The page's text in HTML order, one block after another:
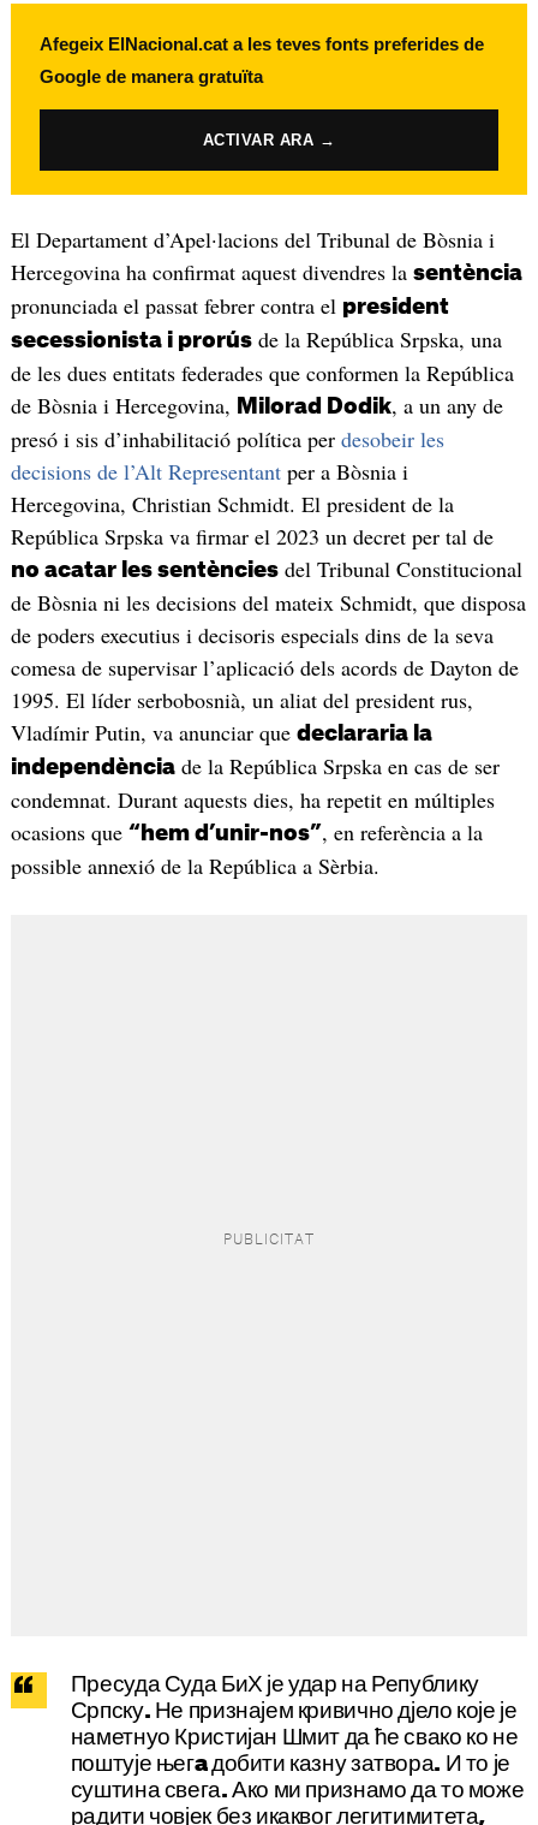
Afegeix ElNacional.cat a les teves fonts preferides de
Google de manera gratuïta
ACTIVAR ARA →
El Departament d’Apel·lacions del Tribunal de Bòsnia i
Hercegovina ha confirmat aquest divendres la sentència
pronunciada el passat febrer contra el president
secessionista i prorúsde la República Srpska, una
de les dues entitats federades que conformen la República
de Bòsnia i Hercegovina, Milorad Dodik, a un any de
presó i sis d’inhabilitació política per desobeir les
decisions de l’Alt Representantper a Bòsnia i
Hercegovina, Christian Schmidt. El president de la
República Srpska va firmar el 2023 un decret per tal de
no acatar les sentènciesdel Tribunal Constitucional
de Bòsnia ni les decisions del mateix Schmidt, que disposa
de poders executius i decisoris especials dins de la seva
comesa de supervisar l’aplicació dels acords de Dayton de
1995. El líder serbobosnià, un aliat del president rus,
Vladímir Putin, va anunciar que declararia la
independènciade la República Srpska en cas de ser
condemnat. Durant aquests dies, ha repetit en múltiples
ocasions que “hem d’unir-nos”, en referència a la
possible annexió de la República a Sèrbia.
Пресуда Суда БиХ је удар на Републику
Српску. Не признајем кривично дјело које је
наметнуо Кристијан Шмит да ће свако ко не
поштује његa добити казну затвора. И то је
суштина свега. Ако ми признамо да то може
радити човјек без икаквог легитимитета,